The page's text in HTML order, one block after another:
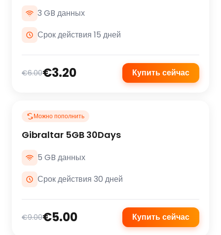
3 GB данных
Срок действия 15 дней
€6.00€3.20 Купить сейчас
Можно пополнить
Gibraltar 5GB 30Days
5 GB данных
Срок действия 30 дней
€9.00€5.00 Купить сейчас